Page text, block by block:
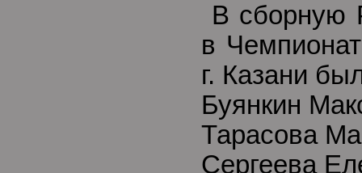
В сборную
в
г. Казани
Буянкин
Тарасова
Сергеева